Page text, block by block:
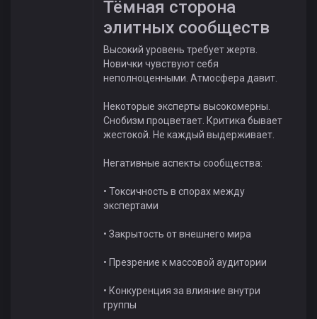
Тёмная сторона
элитных сообществ
Высокий уровень требует жертв.
Новички чувствуют себя
неполноценными. Атмосфера давит.
Некоторые эксперты высокомерны.
Снобизм процветает. Критика бывает
жестокой. Не каждый выдерживает.
Негативные аспекты сообщества:
• Токсичность в спорах между
экспертами
• Закрытость от внешнего мира
• Презрение к массовой аудитории
• Конкуренция за влияние внутри
группы